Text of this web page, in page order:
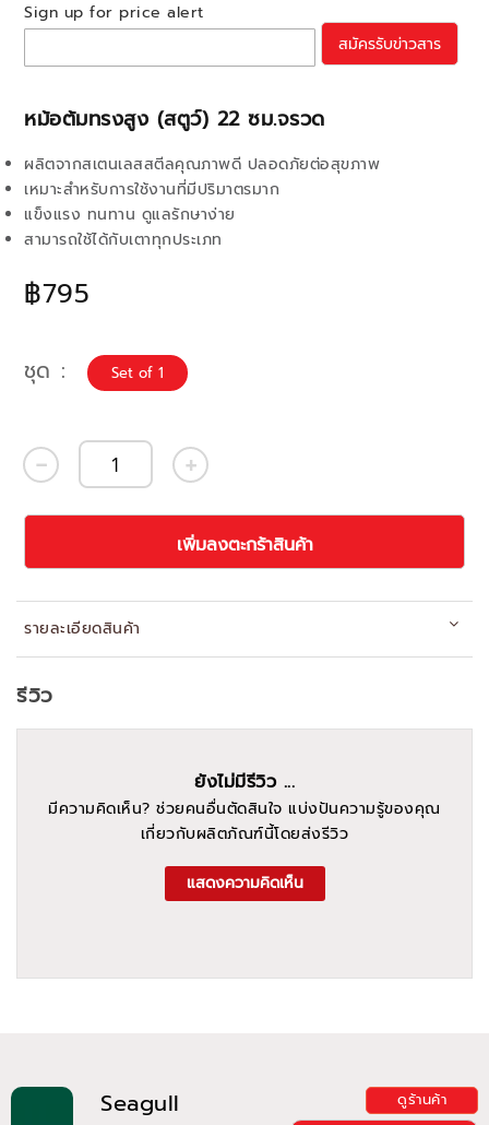
หม้อต้มทรงสูง (สตูว์) 22 ซม.จรวด
฿795
ผลิตจากสเตนเลสสตีลคุณภาพดี ปลอดภัยต่อสุขภาพ
เหมาะสำหรับการใช้งานที่มีปริมาตรมาก
แข็งแรง ทนทาน ดูแลรักษาง่าย
สามารถใช้ได้กับเตาทุกประเภท
Sign up for price alert
สมัครรับข่าวสาร
ชุด Set of 1
เพิ่มลงตะกร้าสินค้า
รายละเอียดสินค้า
Seagull ดูร้านค้า
รีวิว
ยังไม่มีรีวิว ...
มีความคิดเห็น? ช่วยคนอื่นตัดสินใจ แบ่งปันความรู้ของคุณ
เกี่ยวกับผลิตภัณฑ์นี้โดยส่งรีวิว
แสดงความคิดเห็น